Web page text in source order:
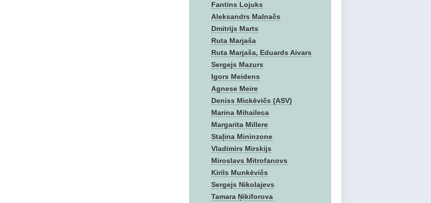
Fantins Lojuks
Aleksandrs Malnačs
Dmitrijs Marts
Ruta Marjaša
Ruta Marjaša, Eduards Aivars
Sergejs Mazurs
Igors Meidens
Agnese Meire
Deniss Mickēvičs (ASV)
Marina Mihaileca
Margarita Millere
Staļina Mininzone
Vladimirs Mirskijs
Miroslavs Mitrofanovs
Kirils Munkēvičs
Sergejs Nikolajevs
Tamara Ņikiforova